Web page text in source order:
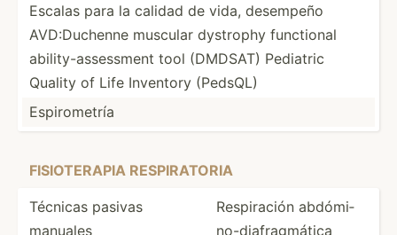
Escalas para la calidad de vida, desempeño
AVD:Du­chenne muscular dystrophy functional
abilit­y-a­sse­ssment tool (DMDSAT) Pediatric
Quality of Life Inventory (PedsQL)
Espiro­metría
FISIOT­ERAPIA RESPIR­ATORIA
Técnicas pasivas
manuales
Respir­ación abdómi­
no-­dia­fra­gmática